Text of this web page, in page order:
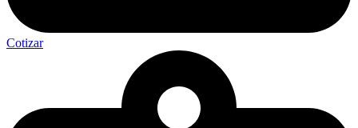
Cotizar